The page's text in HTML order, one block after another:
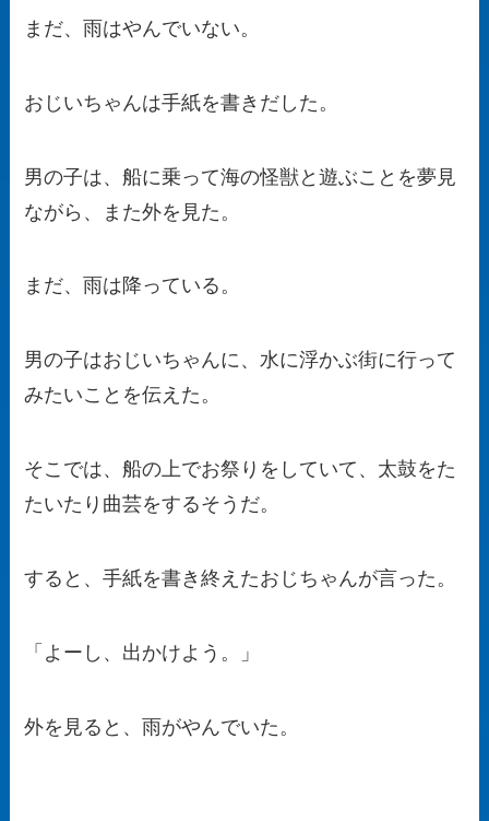
まだ、雨はやんでいない。
おじいちゃんは手紙を書きだした。
男の子は、船に乗って海の怪獣と遊ぶことを夢見
ながら、また外を見た。
まだ、雨は降っている。
男の子はおじいちゃんに、水に浮かぶ街に行って
みたいことを伝えた。
そこでは、船の上でお祭りをしていて、太鼓をた
たいたり曲芸をするそうだ。
すると、手紙を書き終えたおじちゃんが言った。
「よーし、出かけよう。」
外を見ると、雨がやんでいた。